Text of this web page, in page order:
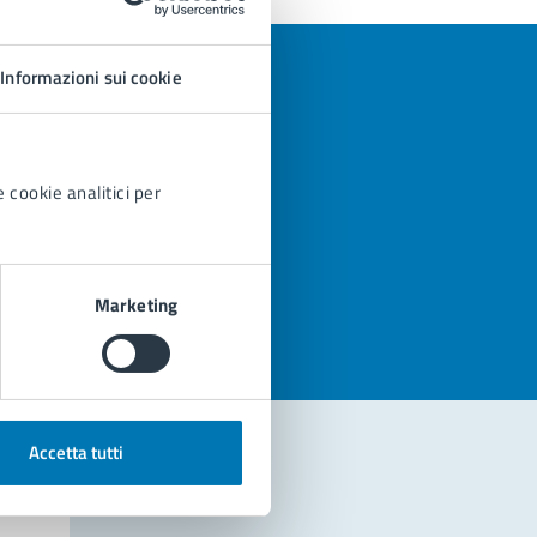
Informazioni sui cookie
cookie analitici per
Marketing
Accetta tutti